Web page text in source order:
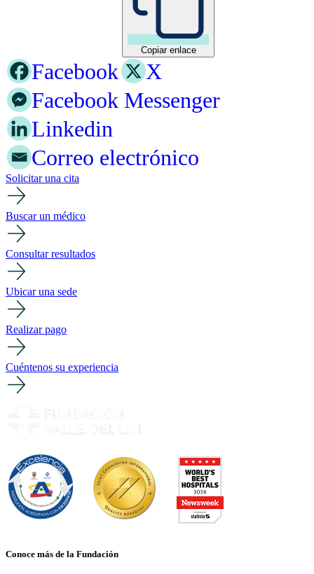
Copiar enlace
Facebook
X
Facebook Messenger
Linkedin
Correo electrónico
Solicitar una cita
Buscar un médico
Consultar resultados
Ubicar una sede
Realizar pago
Cuéntenos su experiencia
Conoce más de la Fundación